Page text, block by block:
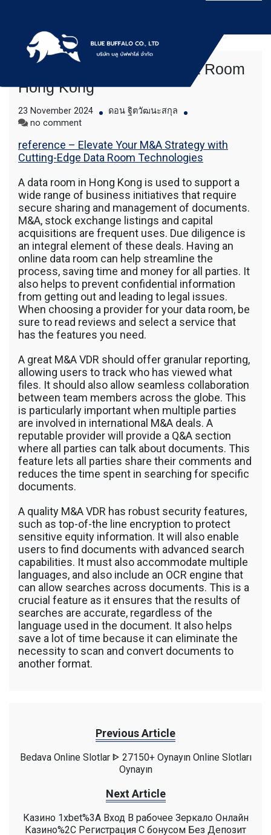
Bluebuffalo บลูบัฟฟา
โล่ ให้บริการเช่า
เครื่องจักร อย่างมือ
อาชีพ
บริการให้เช่าเครื่องจักร สำหรับใช้งานทั่วไป
โดยเครื่องจักรที่นำมาบริการเป็นเครื่องจักรรุ่น
ใหม่ ทันสมัย ทำงานรวดเร็ว ได้ผลงานที่คุ้มค่า
ราคายุติธรรม ขุดดิน ตักหิน ตักทราย ตัก
แร่ ตักสินค้าต่างๆ ขนย้ายเครื่องจักร โดยรถ
เทลเลอร์ รถพื้นเรียบชานต่ำ (Low bed) ขนส่ง
สินค้า โดยรถพ่วงดั๊มพ์ จำหน่ายดิน หิน ทราย
รับเหมาถมที่ รถตัก CAT 950 รถตัก Komatsu
WA 380 WA 320 WA 200 รถตัก Hitachi ZW
220 ZW 180 แบ็คโฮ CAT 320 CAT 312 แบ็ค
โฮ Komatsu PC 200 LC บูมยาว PC 200 PC
120 แบ็คโฮ Kobelco SK 210 บูมยาว SK 200
SK 140ขุดดิน ตักหิน ตักทราย ตักถ่านหิน
ตักกะลาปาร์ม ตักไม้สับ ตักวู๊ดชิป ตักแร่ ตัก
สินค้าต่างๆ ขนย้ายเครื่องจักร โดยรถเทลเลอร์
รถพื้นเรียบชานต่ำ (Low bed) ขนส่งสินค้า โดย
รถพ่วงดั๊มพ์ จำหน่ายดิน หิน ทราย รับเหมาถม
ที่ รถตัก CAT 950 รถตัก Komatsu WA 380 WA
320 WA 200 รถตัก Hitachi ZW 220 ZW 180
แบ็คโฮ CAT 320 CAT 312 แบ็คโฮ Komatsu
PC 200 LC บูมยาว PC 200 PC 120 แบ็คโฮ
What to Look For in a Data Room
Hong Kong
23 November 2024
ดอน ฐิตวัฒนะสกุล
no commenton
to
Look
in
a
Data
Room
Hong
Kong
reference – Elevate Your M&A Strategy with
Cutting-Edge Data Room Technologies
A data room in Hong Kong is used to support a
wide range of business initiatives that require
secure sharing and management of documents.
M&A, stock exchange listings and capital
acquisitions are frequent uses. Due diligence is
an integral element of these deals. Having an
online data room can help streamline the
process, saving time and money for all parties. It
also helps to prevent confidential information
from getting out and leading to legal issues.
When choosing a provider for your data room, be
sure to read reviews and select a service that
has the features you need.
A great M&A VDR should offer granular reporting,
allowing users to track who has viewed what
files. It should also allow seamless collaboration
between team members across the globe. This
is particularly important when multiple parties
are involved in international M&A deals. A
reputable provider will provide a Q&A section
where all parties can talk about documents. This
feature lets all parties share their comments and
reduces the time spent in searching for specific
documents.
A quality M&A VDR has robust security features,
such as top-of-the line encryption to protect
sensitive equity information. It will also enable
users to find documents with advanced search
capabilities. It must also accommodate multiple
languages, and also include an OCR engine that
can allow searches across documents. This is a
crucial feature as it ensures that the results of
searches are accurate, regardless of the
language used in the document. It also helps
save a lot of time because it can eliminate the
necessity to scan and convert documents to
another format.
Previous Article
Bedava Online Slotlar ᐈ 27150+ Oynayın Online Slotları
Oynayın
Next Article
Казино 1xbet%3A Вход В рабочее Зеркало Онлайн
Казино%2C Регистрация С бонусом Без Депозит